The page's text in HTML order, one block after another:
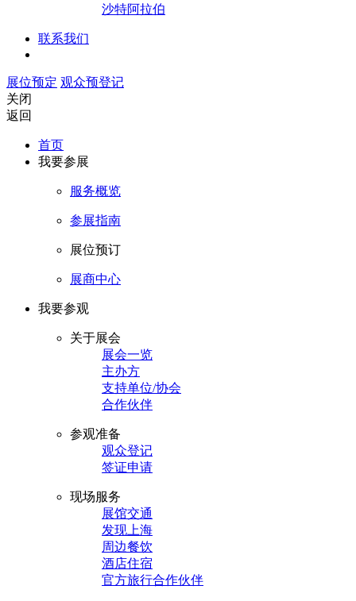
沙特阿拉伯
联系我们
展位预定 观众预登记
关闭
返回
首页
我要参展
服务概览
参展指南
展位预订
展商中心
我要参观
关于展会
展会一览
主办方
支持单位/协会
合作伙伴
参观准备
观众登记
签证申请
现场服务
展馆交通
发现上海
周边餐饮
酒店住宿
官方旅行合作伙伴